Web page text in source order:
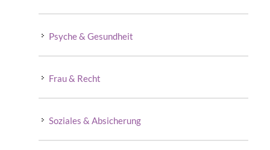
Psyche & Gesundheit
Frau & Recht
Soziales & Absicherung